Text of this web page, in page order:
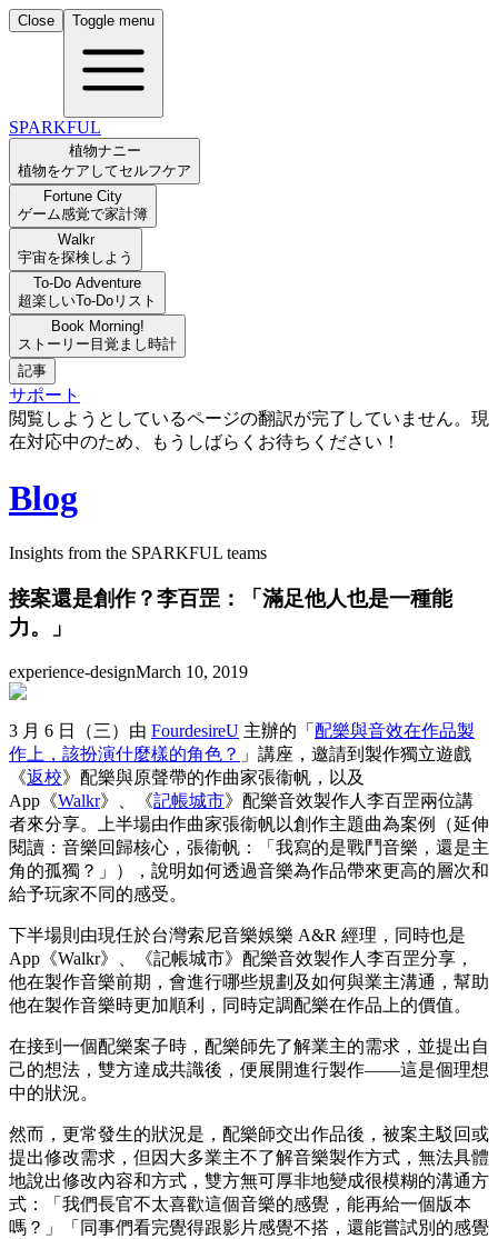
Close Toggle menu
SPARKFUL
植物ナニー
植物をケアしてセルフケア
Fortune City
ゲーム感覚で家計簿
Walkr
宇宙を探検しよう
To-Do Adventure
超楽しいTo-Doリスト
Book Morning!
ストーリー目覚まし時計
記事
サポート
閲覧しようとしているページの翻訳が完了していません。現
在対応中のため、もうしばらくお待ちください！
Blog
Insights from the SPARKFUL teams
接案還是創作？李百罡：「滿足他人也是一種能
力。」
experience-designMarch 10, 2019
3 月 6 日（三）由 FourdesireU 主辦的「 配樂與音效在作品製
作上，該扮演什麼樣的角色？ 」講座，邀請到製作獨立遊戲
《返校》配樂與原聲帶的作曲家張衞帆，以及
App《Walkr》、《記帳城市》配樂音效製作人李百罡兩位講
者來分享。上半場由作曲家張衞帆以創作主題曲為案例（延伸
閱讀：音樂回歸核心，張衞帆：「我寫的是戰鬥音樂，還是主
角的孤獨？」），說明如何透過音樂為作品帶來更高的層次和
給予玩家不同的感受。
下半場則由現任於台灣索尼音樂娛樂 A&R 經理，同時也是
App《Walkr》、《記帳城市》配樂音效製作人李百罡分享，
他在製作音樂前期，會進行哪些規劃及如何與業主溝通，幫助
他在製作音樂時更加順利，同時定調配樂在作品上的價值。
在接到一個配樂案子時，配樂師先了解業主的需求，並提出自
己的想法，雙方達成共識後，便展開進行製作——這是個理想
中的狀況。
然而，更常發生的狀況是，配樂師交出作品後，被案主駁回或
提出修改需求，但因大多業主不了解音樂製作方式，無法具體
地說出修改內容和方式，雙方無可厚非地變成很模糊的溝通方
式：「我們長官不太喜歡這個音樂的感覺，能再給一個版本
嗎？」「同事們看完覺得跟影片感覺不搭，還能嘗試別的感覺